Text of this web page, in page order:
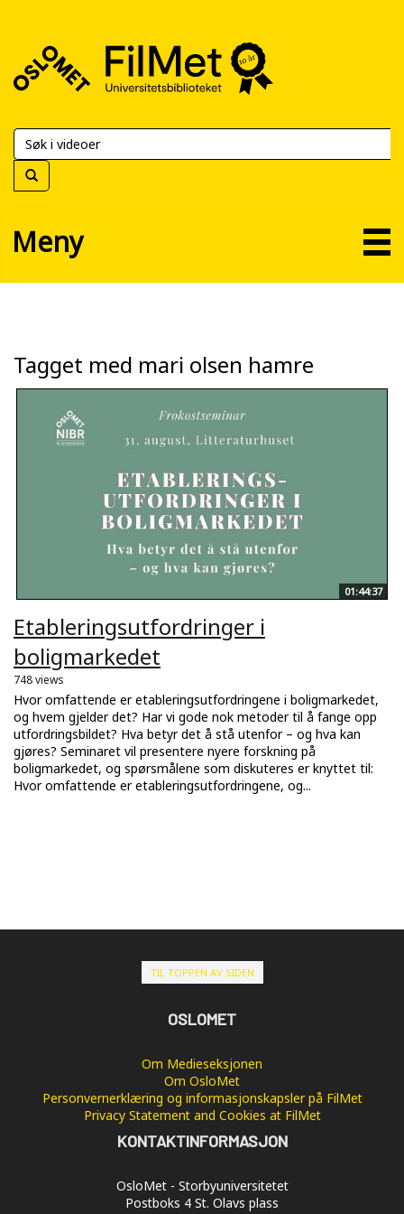
FilMet
Universitetsbiblioteket
Meny
Tagget med mari olsen hamre
01:44:37
Etableringsutfordringer i
boligmarkedet
748 views
Hvor omfattende er etableringsutfordringene i boligmarkedet,
og hvem gjelder det? Har vi gode nok metoder til å fange opp
utfordringsbildet? Hva betyr det å stå utenfor – og hva kan
gjøres? Seminaret vil presentere nyere forskning på
boligmarkedet, og spørsmålene som diskuteres er knyttet til:
Hvor omfattende er etableringsutfordringene, og...
TIL TOPPEN AV SIDEN
OSLOMET
Om Medieseksjonen
Om OsloMet
Personvernerklæring og informasjonskapsler på FilMet
Privacy Statement and Cookies at FilMet
KONTAKTINFORMASJON
OsloMet - Storbyuniversitetet
Postboks 4 St. Olavs plass